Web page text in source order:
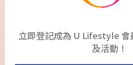
立即登記成為 U Lifestyle 會
及活動！